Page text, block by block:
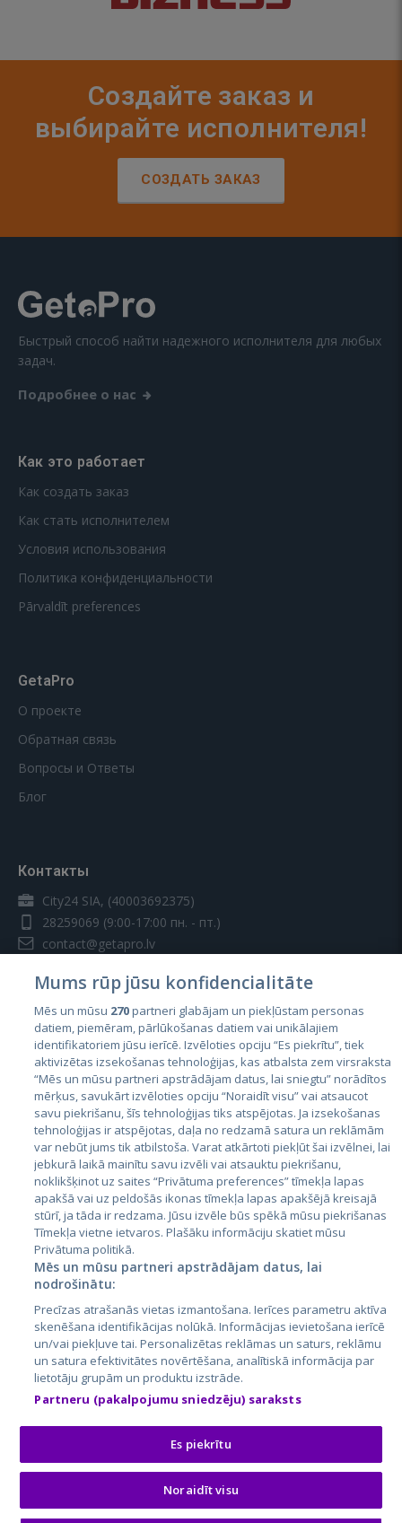
Создайте заказ и
выбирайте исполнителя!
СОЗДАТЬ ЗАКАЗ
Быстрый способ найти надежного исполнителя для любых
задач.
Подробнее о нас
Как это работает
Как создать заказ
Как стать исполнителем
Условия использования
Политика конфиденциальности
Pārvaldīt preferences
GetaPro
О проекте
Обратная связь
Вопросы и Ответы
Блог
Контакты
City24 SIA, (40003692375)
28259069 (9:00-17:00 пн. - пт.)
contact@getapro.lv
Страны
Эстония
Латвия
Литва
City24.lv
City24.ee
GetaPro.lv
GetaPro.ee
Skelbiu.lt
Autoplius.lt
Aruodas.lt
CVbankas.lt
Kainos.lt
Paslaugos.lt
auto24.ee
Osta.ee
KuldneBörs.ee
© 2026 GetaPro. Все права защищены.
Mums rūp jūsu konfidencialitāte
Mēs un mūsu 270partneri glabājam un piekļūstam personas
datiem, piemēram, pārlūkošanas datiem vai unikālajiem
identifikatoriem jūsu ierīcē. Izvēloties opciju “Es piekrītu”, tiek
aktivizētas izsekošanas tehnoloģijas, kas atbalsta zem virsraksta
“Mēs un mūsu partneri apstrādājam datus, lai sniegtu” norādītos
mērķus, savukārt izvēloties opciju “Noraidīt visu” vai atsaucot
savu piekrišanu, šīs tehnoloģijas tiks atspējotas. Ja izsekošanas
tehnoloģijas ir atspējotas, daļa no redzamā satura un reklāmām
var nebūt jums tik atbilstoša. Varat atkārtoti piekļūt šai izvēlnei, lai
jebkurā laikā mainītu savu izvēli vai atsauktu piekrišanu,
noklikšķinot uz saites “Privātuma preferences” tīmekļa lapas
apakšā vai uz peldošās ikonas tīmekļa lapas apakšējā kreisajā
stūrī, ja tāda ir redzama. Jūsu izvēle būs spēkā mūsu piekrišanas
Tīmekļa vietne ietvaros. Plašāku informāciju skatiet mūsu
Privātuma politikā.
Mēs un mūsu partneri apstrādājam datus, lai
nodrošinātu:
Precīzas atrašanās vietas izmantošana. Ierīces parametru aktīva
skenēšana identifikācijas nolūkā. Informācijas ievietošana ierīcē
un/vai piekļuve tai. Personalizētas reklāmas un saturs, reklāmu
un satura efektivitātes novērtēšana, analītiskā informācija par
lietotāju grupām un produktu izstrāde.
Partneru (pakalpojumu sniedzēju) saraksts
Es piekrītu
Noraidīt visu